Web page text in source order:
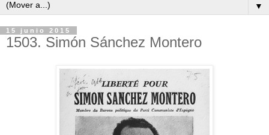
▼
15 junio 2015
1503. Simón Sánchez Montero